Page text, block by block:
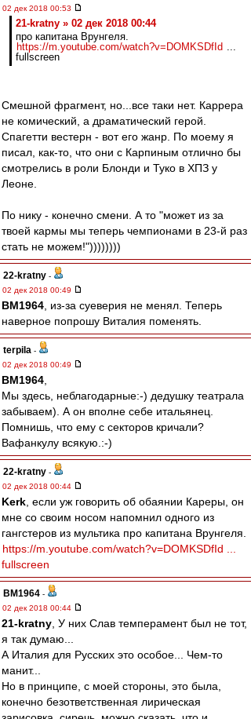
02 дек 2018 00:53
21-kratny » 02 дек 2018 00:44
про капитана Врунгеля.
https://m.youtube.com/watch?v=DOMKSDfId ...
fullscreen
Смешной фрагмент, но...все таки нет. Каррера
не комический, а драматический герой.
Спагетти вестерн - вот его жанр. По моему я
писал, как-то, что они с Карпиным отлично бы
смотрелись в роли Блонди и Туко в ХПЗ у
Леоне.
По нику - конечно смени. А то "может из за
твоей кармы мы теперь чемпионами в 23-й раз
стать не можем!"))))))))
22-kratny -
02 дек 2018 00:49
BM1964 , из-за суеверия не менял. Теперь
наверное попрошу Виталия поменять.
terpila -
02 дек 2018 00:49
BM1964
Мы здесь, неблагодарные:-) дедушку театрала
забываем). А он вполне себе итальянец.
Помнишь, что ему с секторов кричали?
Вафанкулу всякую.:-)
22-kratny -
02 дек 2018 00:44
Kerk , если уж говорить об обаянии Кареры, он
мне со своим носом напомнил одного из
гангстеров из мультика про капитана Врунгеля.
https://m.youtube.com/watch?v=DOMKSDfId ...
fullscreen
BM1964 -
02 дек 2018 00:44
21-kratny , У них Слав темперамент был не тот,
я так думаю...
А Италия для Русских это особое... Чем-то
манит...
Но в принципе, с моей стороны, это была,
конечно безответственная лирическая